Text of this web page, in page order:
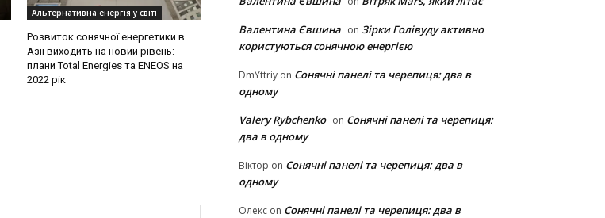
Альтернативна енергія у світі
Розвиток сонячної енергетики в
Азії виходить на новий рівень:
плани Total Energies та ENEOS на
2022 рік
Валентина Євшина on Зірки Голівуду активно
користуються сонячною енергією
DmYttriy on Сонячні панелі та черепиця: два в
одному
Valery Rybchenko on Сонячні панелі та черепиця:
два в одному
Віктор on Сонячні панелі та черепиця: два в
одному
Олекс on Сонячні панелі та черепиця: два в